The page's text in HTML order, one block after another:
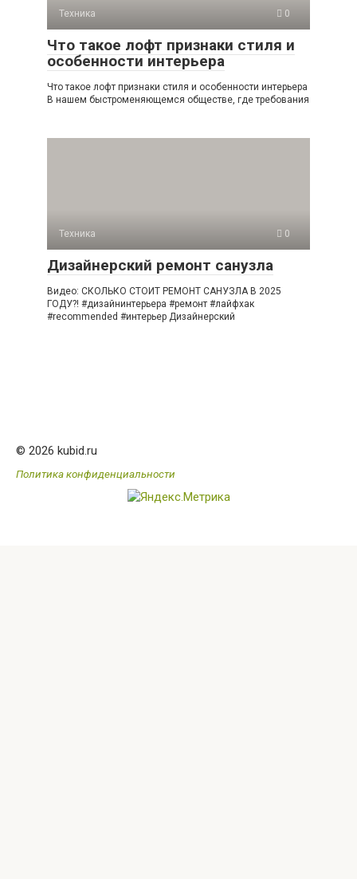
Техника 0
Что такое лофт признаки стиля и
особенности интерьера
Что такое лофт признаки стиля и особенности интерьера
В нашем быстроменяющемся обществе, где требования
Техника 0
Дизайнерский ремонт санузла
Видео: СКОЛЬКО СТОИТ РЕМОНТ САНУЗЛА В 2025
ГОДУ?! #дизайнинтерьера #ремонт #лайфхак
#recommended #интерьер Дизайнерский
© 2026 kubid.ru
Политика конфиденциальности